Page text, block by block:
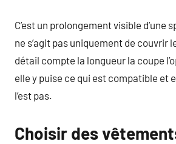
C’est un prolongement visible d’une
ne s’agit pas uniquement de couvrir
détail compte la longueur la coupe
elle y puise ce qui est compatible et
l’est pas.
Choisir des